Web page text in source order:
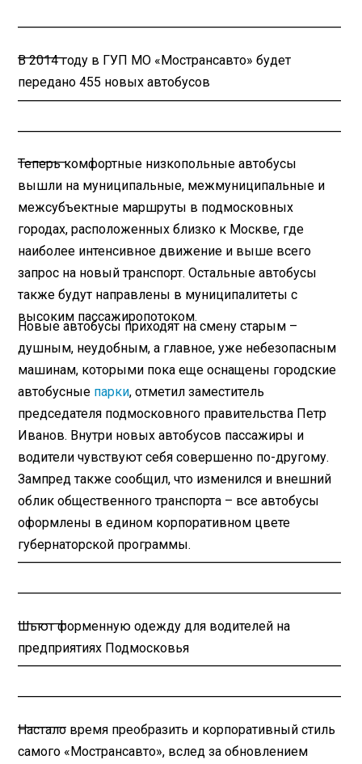
______
В 2014 году в ГУП МО «Мострансавто» будет
передано 455 новых автобусов
________________________________________
______
Теперь комфортные низкопольные автобусы
вышли на муниципальные, межмуниципальные и
межсубъектные маршруты в подмосковных
городах, расположенных близко к Москве, где
наиболее интенсивное движение и выше всего
запрос на новый транспорт. Остальные автобусы
также будут направлены в муниципалитеты с
высоким пассажиропотоком.
Новые автобусы приходят на смену старым –
душным, неудобным, а главное, уже небезопасным
машинам, которыми пока еще оснащены городские
автобусные парки, отметил заместитель
председателя подмосковного правительства Петр
Иванов. Внутри новых автобусов пассажиры и
водители чувствуют себя совершенно по-другому.
Зампред также сообщил, что изменился и внешний
облик общественного транспорта – все автобусы
оформлены в едином корпоративном цвете
губернаторской программы.
________________________________________
______
Шьют форменную одежду для водителей на
предприятиях Подмосковья
________________________________________
Настало время преобразить и корпоративный стиль
самого «Мострансавто», вслед за обновлением